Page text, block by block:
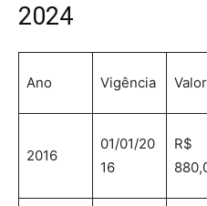
2024
Ano Vigência Valor
2016
01/01/20
16
R$